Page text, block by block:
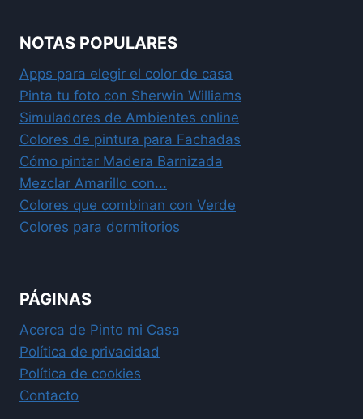
NOTAS POPULARES
Apps para elegir el color de casa
Pinta tu foto con Sherwin Williams
Simuladores de Ambientes online
Colores de pintura para Fachadas
Cómo pintar Madera Barnizada
Mezclar Amarillo con...
Colores que combinan con Verde
Colores para dormitorios
PÁGINAS
Acerca de Pinto mi Casa
Política de privacidad
Política de cookies
Contacto